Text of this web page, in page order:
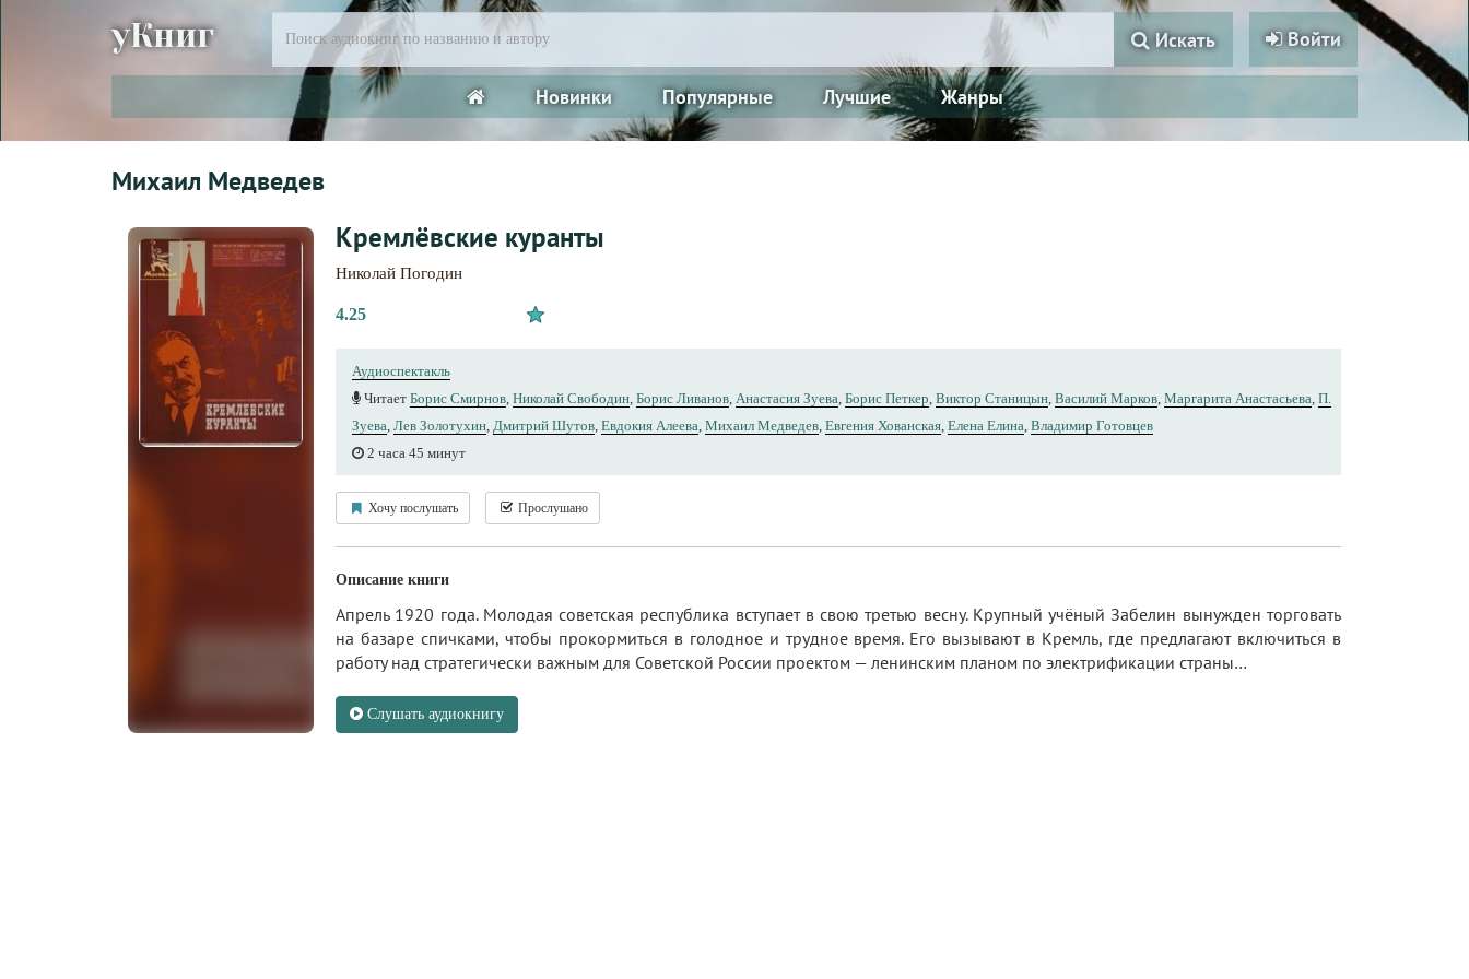
уКниг Войти
Искать
Новинки Популярные Лучшие Жанры
Михаил Медведев
Кремлёвские куранты
Николай Погодин
4.25
Аудиоспектакль
Читает Борис Смирнов, Николай Свободин, Борис Ливанов, Анастасия Зуева, Борис Петкер, Виктор Станицын, Василий Марков, Маргарита Анастасьева, П.
Зуева, Лев Золотухин, Дмитрий Шутов, Евдокия Алеева, Михаил Медведев, Евгения Хованская, Елена Елина, Владимир Готовцев
2 часа 45 минут
Хочу послушать Прослушано
Описание книги
Апрель 1920 года. Молодая советская республика вступает в свою третью весну. Крупный учёный Забелин вынужден торговать
на базаре спичками, чтобы прокормиться в голодное и трудное время. Его вызывают в Кремль, где предлагают включиться в
работу над стратегически важным для Советской России проектом — ленинским планом по электрификации страны…
Слушать аудиокнигу